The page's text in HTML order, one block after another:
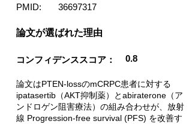
PMID: 36697317
​論文が選ばれた理由
コンフィデンススコア： 0.8
論文はPTEN-lossのmCRPC患者に対する
ipatasertib（AKT抑制薬）とabiraterone（ア
ンドロゲン阻害療法）の組み合わせが、放射
線 Progression-free survival (PFS) を改善す